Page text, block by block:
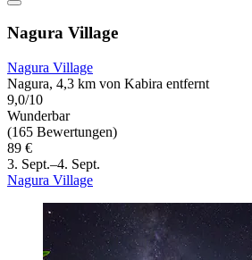
Nagura Village
Nagura Village
Nagura, 4,3 km von Kabira entfernt
9,0/10
Wunderbar
(165 Bewertungen)
89 €
3. Sept.–4. Sept.
Nagura Village